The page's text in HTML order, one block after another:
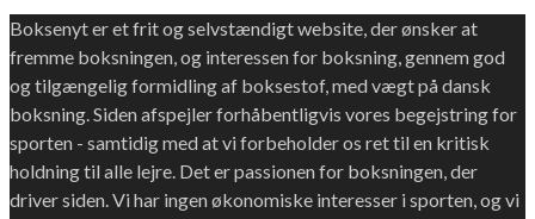
Boksenyt er et frit og selvstændigt website, der ønsker at
fremme boksningen, og interessen for boksning, gennem god
og tilgængelig formidling af boksestof, med vægt på dansk
boksning. Siden afspejler forhåbentligvis vores begejstring for
sporten - samtidig med at vi forbeholder os ret til en kritisk
holdning til alle lejre. Det er passionen for boksningen, der
driver siden. Vi har ingen økonomiske interesser i sporten, og vi